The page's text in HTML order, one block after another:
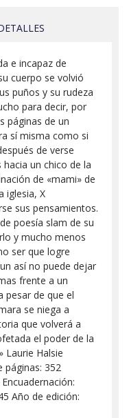
e incapaz de
cuerpo se volvió
puños y su rudeza
para decir, por
páginas de un
sí misma como si
de verse
un chico de la
de «mami» de
iglesia, X
sus pensamientos.
poesía slam de su
y mucho menos
ser que logre
así no puede dejar
frente a un
pesar de que el
se niega a
que volverá a
el poder de la
Laurie Halsie
páginas: 352
Año de edición: